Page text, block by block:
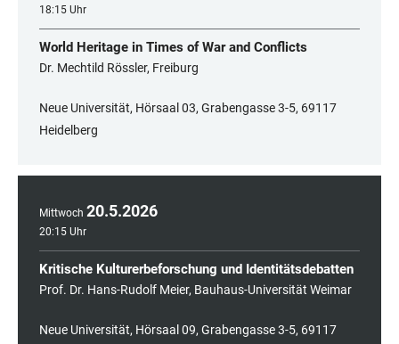
18:15 Uhr
World Heritage in Times of War and Conflicts
Dr. Mechtild Rössler, Freiburg
Neue Universität, Hörsaal 03, Grabengasse 3-5, 69117
Heidelberg
Mittwoch 20.5.2026
20:15 Uhr
Kritische Kulturerbeforschung und Identitätsdebatten
Prof. Dr. Hans-Rudolf Meier, Bauhaus-Universität Weimar
Neue Universität, Hörsaal 09, Grabengasse 3-5, 69117